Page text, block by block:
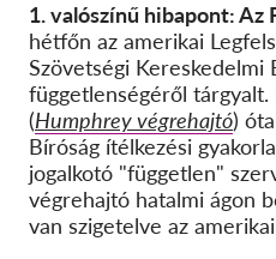
1. valószínű hibapont: Az
hétfőn az amerikai
Szövetségi Kereskedelmi
függetlenségéről tárgyalt.
(Humphrey végrehajtó)
Bíróság ítélkezési
jogalkotó "független"
végrehajtó hatalmi ágon
van szigetelve az